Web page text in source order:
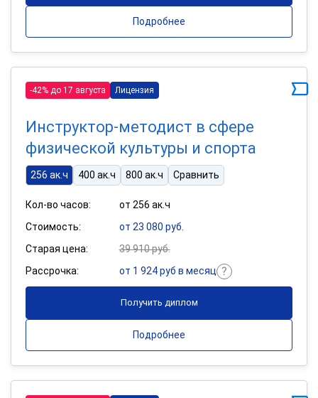
Подробнее
-42% до 17 августа Лицензия
Инструктор-методист в сфере
физической культуры и спорта
256 ак.ч 400 ак.ч 800 ак.ч Сравнить
Кол-во часов:
от 256 ак.ч
Стоимость:
от 23 080 руб.
Старая цена:
39 910 руб.
Рассрочка:
от 1 924 руб в месяц
Получить диплом
Подробнее